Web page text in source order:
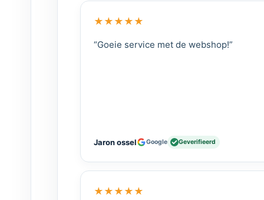
Camper & Caravan
★ ★ ★ ★ ★
“Goeie service met de webshop!”
Jaron ossel Google Geverifieerd
★ ★ ★ ★ ★